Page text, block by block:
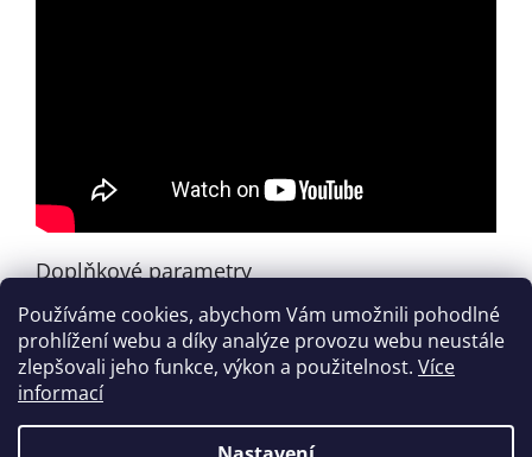
Používáme cookies, abychom Vám umožnili pohodlné
prohlížení webu a díky analýze provozu webu neustále
zlepšovali jeho funkce, výkon a použitelnost. Více
informací
Doplňkové parametry
Kategorie: Noty pro bicí
EAN: 9790706536194